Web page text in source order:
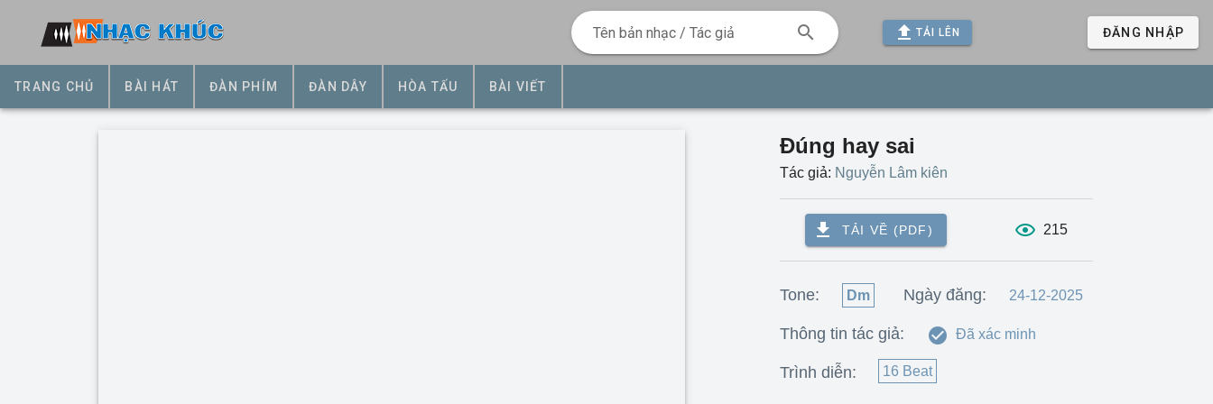
Tên bản nhạc / Tác giả TẢI LÊN ĐĂNG NHẬP
TRANG CHỦ BÀI HÁT ĐÀN PHÍM ĐÀN DÂY HÒA TẤU BÀI VIẾT
Đúng hay sai
Tác giả: Nguyễn Lâm kiên
TẢI VỀ (PDF) 215
Tone: Dm Ngày đăng: 24-12-2025
Thông tin tác giả: Đã xác minh
Trình diễn: 16 Beat